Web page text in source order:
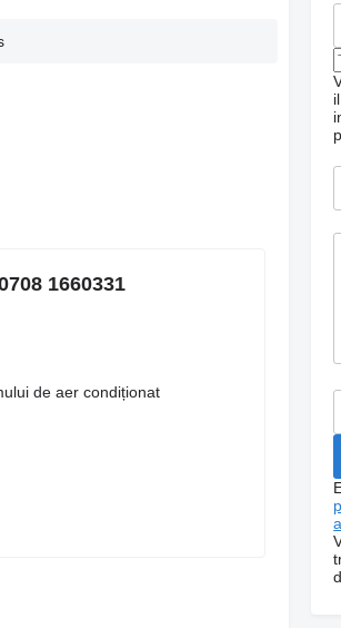
1660331
de aer condiționat